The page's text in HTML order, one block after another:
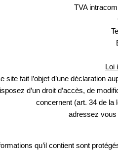
TVA
Loi
site fait l’objet d’une déclaration
d’un droit d’accès, de
concernent (art. 34 de la
adressez vous
qu’il contient sont